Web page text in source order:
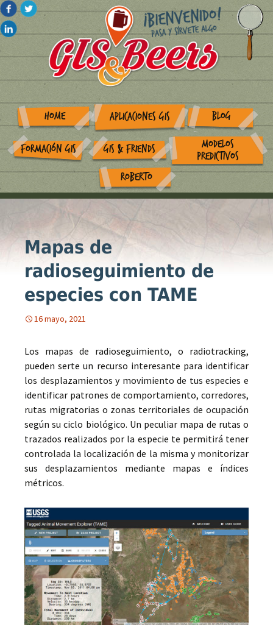
HOME APLICACIONES GIS BLOG
FORMACIÓN GIS GIS & FRIENDS
MODELOS
PREDICTIVOS
ROBERTO
Mapas de
radioseguimiento de
especies con TAME
16 mayo, 2021
Los mapas de radioseguimiento, o radiotracking,
pueden serte un recurso interesante para identificar
los desplazamientos y movimiento de tus especies e
identificar patrones de comportamiento, corredores,
rutas migratorias o zonas territoriales de ocupación
según su ciclo biológico. Un peculiar mapa de rutas o
trazados realizados por la especie te permitirá tener
controlada la localización de la misma y monitorizar
sus desplazamientos mediante mapas e índices
métricos.